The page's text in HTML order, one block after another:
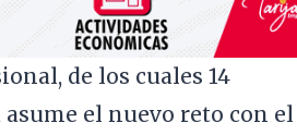
de los cuales 14
asume el nuevo reto con el